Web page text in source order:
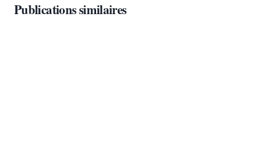
Publications similaires